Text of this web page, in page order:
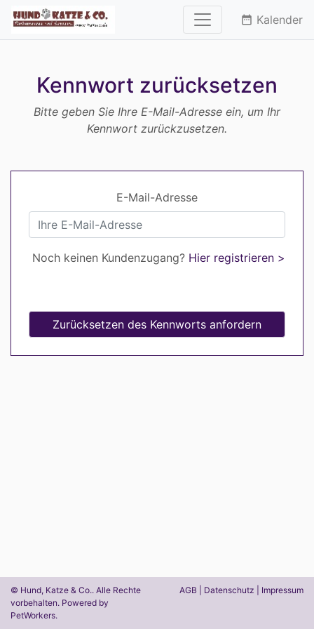
date_range Kalender
Kennwort zurücksetzen
Bitte geben Sie Ihre E-Mail-Adresse ein, um Ihr
Kennwort zurückzusetzen.
E-Mail-Adresse
Noch keinen Kundenzugang? Hier registrieren >
Zurücksetzen des Kennworts anfordern
© Hund, Katze & Co.. Alle Rechte
vorbehalten. Powered by
PetWorkers.
AGB Datenschutz Impressum